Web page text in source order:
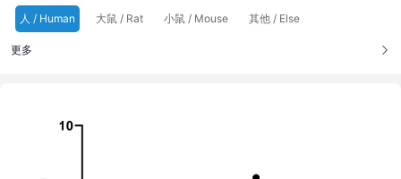
人 / Human
大鼠 / Rat 小鼠 / Mouse 其他 / Else
更多